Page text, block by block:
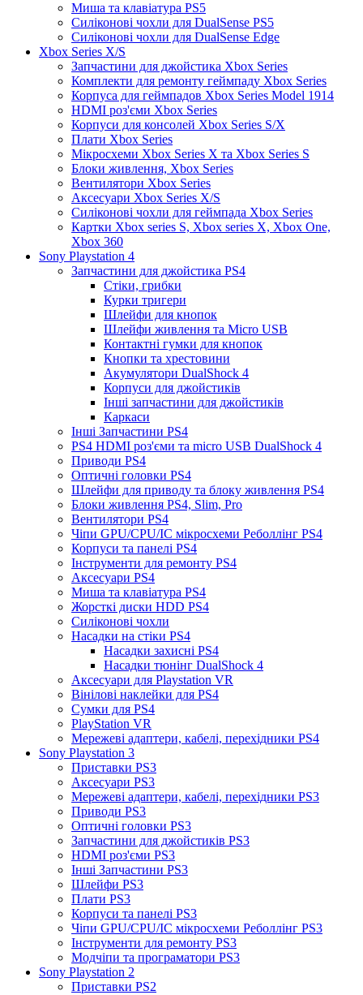
Миша та клавіатура PS5
Силіконові чохли для DualSense PS5
Силіконові чохли для DualSense Edge
Xbox Series X/S
Запчастини для джойстика Xbox Series
Комплекти для ремонту геймпаду Xbox Series
Корпуса для геймпадов Xbox Series Model 1914
HDMI роз'єми Xbox Series
Корпуси для консолей Xbox Series S/X
Плати Xbox Series
Мікросхеми Xbox Series X та Xbox Series S
Блоки живлення, Xbox Series
Вентилятори Xbox Series
Аксесуари Xbox Series X/S
Силіконові чохли для геймпада Xbox Series
Картки Xbox series S, Xbox series X, Xbox One,
Xbox 360
Sony Playstation 4
Запчастини для джойстика PS4
Стіки, грибки
Курки тригери
Шлейфи для кнопок
Шлейфи живлення та Micro USB
Контактні гумки для кнопок
Кнопки та хрестовини
Акумулятори DualShock 4
Корпуси для джойстиків
Інші запчастини для джойстиків
Каркаси
Інші Запчастини PS4
PS4 HDMI роз'єми та micro USB DualShock 4
Приводи PS4
Оптичні головки PS4
Шлейфи для приводу та блоку живлення PS4
Блоки живлення PS4, Slim, Pro
Вентилятори PS4
Чіпи GPU/CPU/IC мікросхеми Реболлінг PS4
Корпуси та панелі PS4
Інструменти для ремонту PS4
Аксесуари PS4
Миша та клавіатура PS4
Жорсткі диски HDD PS4
Силіконові чохли
Насадки на стіки PS4
Насадки захисні PS4
Насадки тюнінг DualShock 4
Аксесуари для Playstation VR
Вінілові наклейки для PS4
Сумки для PS4
PlayStation VR
Мережеві адаптери, кабелі, перехідники PS4
Sony Playstation 3
Приставки PS3
Аксесуари PS3
Мережеві адаптери, кабелі, перехідники PS3
Приводи PS3
Оптичні головки PS3
Запчастини для джойстиків PS3
HDMI роз'єми PS3
Інші Запчастини PS3
Шлейфи PS3
Плати PS3
Корпуси та панелі PS3
Чіпи GPU/CPU/IC мікросхеми Реболлінг PS3
Інструменти для ремонту PS3
Модчіпи та програматори PS3
Sony Playstation 2
Приставки PS2